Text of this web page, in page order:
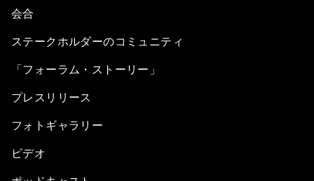
会合
ステークホルダーのコミュニティ
「フォーラム・ストーリー」
プレスリリース
フォトギャラリー
ビデオ